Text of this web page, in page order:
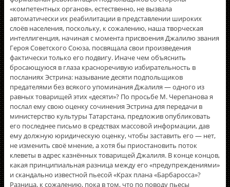
«компетентных органов», естественно, не вызвала
автоматически их реабилитации в представлении широких
слоёв населения, поскольку, к сожалению, наша творческая
интеллигенция, начиная с момента присвоения Джалилю звания
Героя Советского Союза, посвящала свои произведения
фактически только его подвигу. Иначе чем объяснить
бросающуюся в глаза красноречивую избирательность в
посланиях Эстрина: называние десяти подпольщиков
предателями без всякого упоминания Джалиля — одного из
равных товарищей этих «десяти»? По просьбе М. Черепанова я
послал ему свою оценку сочинения Эстрина для передачи в
министерство культуры Татарстана, предложив опубликовать
его последнее письмо в средствах массовой информации, дав
ему должную юридическую оценку, чтобы заставить его — нет,
не изменить своё мнение, а хотя бы приостановить поток
клеветы в адрес казнённых товарищей Джалиля. В конце концов,
какая принципиальная разница между его «предупреждениями»
и скандально известной пьесой «Крах плана «Барбаросса»?
Разница, к сожалению, пока в том, что по поводу пьесы